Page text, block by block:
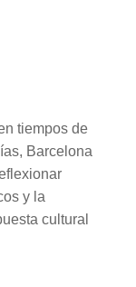
tiempos de
Barcelona
y la
cultural